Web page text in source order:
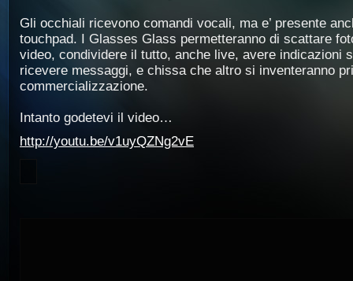
Gli occhiali ricevono comandi vocali, ma e’ presente
touchpad. I Glasses Glass permetteranno di scattare
video, condividere il tutto, anche live, avere indicazioni
ricevere messaggi, e chissa che altro si inventeranno
commercializzazione.
Intanto godetevi il video…
http://youtu.be/v1uyQZNg2vE